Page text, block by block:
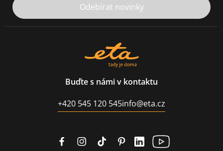
Odebírat novinky
Buďte s námi v kontaktu
+420 545 120 545info@eta.cz